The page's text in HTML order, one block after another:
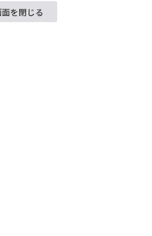
面を閉じる